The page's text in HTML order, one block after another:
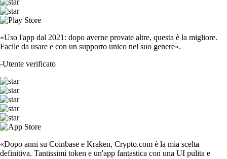
«Uso l'app dal 2021: dopo averne provate altre, questa è la migliore.
Facile da usare e con un supporto unico nel suo genere».
-Utente verificato
«Dopo anni su Coinbase e Kraken, Crypto.com è la mia scelta
definitiva. Tantissimi token e un'app fantastica con una UI pulita e